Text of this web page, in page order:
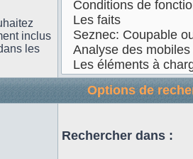
inclus
les
Options de
Rechercher dans :